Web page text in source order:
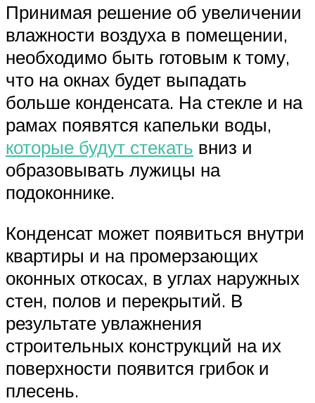
Принимая решение об увеличении
влажности воздуха в помещении,
необходимо быть готовым к тому,
что на окнах будет выпадать
больше конденсата. На стекле и на
рамах появятся капельки воды,
которые будут стекать вниз и
образовывать лужицы на
подоконнике.
Конденсат может появиться внутри
квартиры и на промерзающих
оконных откосах, в углах наружных
стен, полов и перекрытий. В
результате увлажнения
строительных конструкций на их
поверхности появится грибок и
плесень.